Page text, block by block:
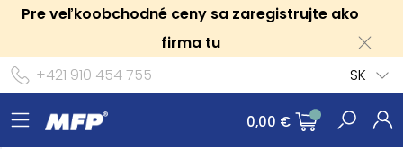
Pre veľkoobchodné ceny sa zaregistrujte ako
firma tu
+421 910 454 755
SK
0,00 €